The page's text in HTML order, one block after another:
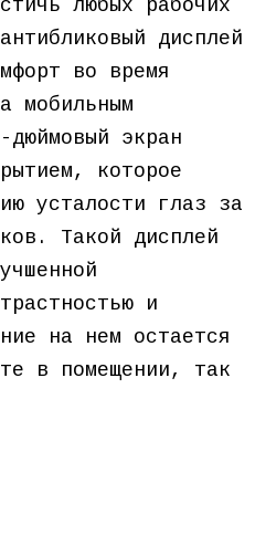
любых рабочих
дисплей
во время
мобильным
экран
которое
усталости глаз за
Такой дисплей
и
на нем остается
в помещении, так